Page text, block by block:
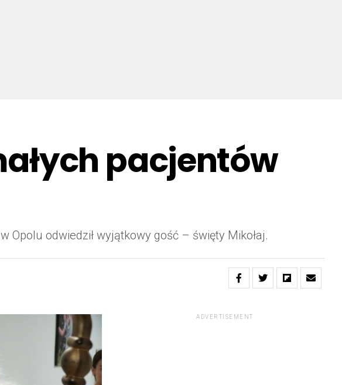
pacjentów
Opolu odwiedził wyjątkowy gość – święty Mikołaj.
ADVERTISEMENT